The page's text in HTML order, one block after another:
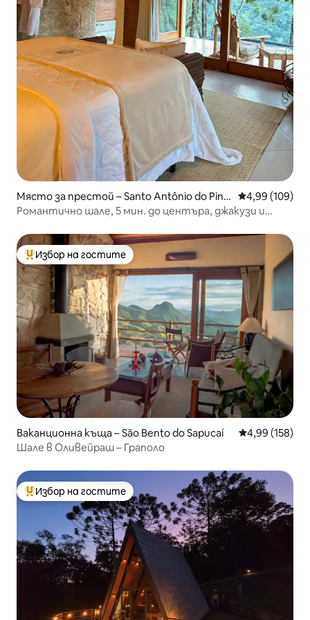
Място за престой – Santo Antônio do Pinh
al
Средна
4,99 (109)
Романтично шале, 5 мин. до центъра, джакузи и
Най-популярен избор на гостите
Избор на гостите
Ваканционна къща – São Bento do Sapucaí Средна
4,99 (158)
Шале в Оливейраш – Граполо
Най-популярен избор на гостите
Избор на гостите